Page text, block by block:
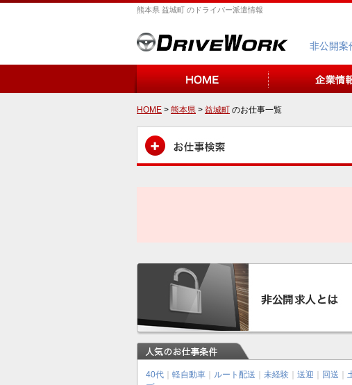
熊本県 益城町 のドライバー派遣情報
非公開案
HOME > 熊本県 > 益城町 のお仕事一覧
40代 軽自動車 ルート配送 未経験 送迎 回送